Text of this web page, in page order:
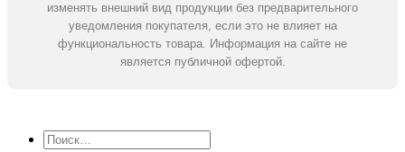
изменять внешний вид продукции без предварительного
уведомления покупателя, если это не влияет на
функциональность товара. Информация на сайте не
является публичной офертой.
Искать: